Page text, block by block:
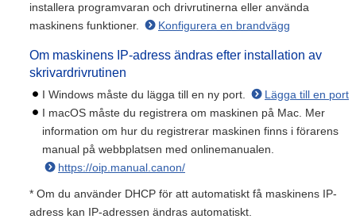
installera programvaran och drivrutinerna eller använda
maskinens funktioner.
Konfigurera en brandvägg
Om maskinens IP-adress ändras efter installation av
skrivardrivrutinen
I Windows måste du lägga till en ny port.
Lägga till en port
I macOS måste du registrera om maskinen på Mac. Mer
information om hur du registrerar maskinen finns i förarens
manual på webbplatsen med onlinemanualen.
https://oip.manual.canon/
* Om du använder DHCP för att automatiskt få maskinens IP-
adress kan IP-adressen ändras automatiskt.